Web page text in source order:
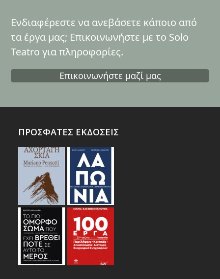
Ενδιαφέρεστε να ανεβάσετε κάποιο από
τα έργα μας; Επικοινωνήστε με το Solo
Teatro για πληροφορίες.
Επικοινωνήστε μαζί μας
ΠΡΟΣΦΑΤΕΣ ΕΚΔΟΣΕΙΣ